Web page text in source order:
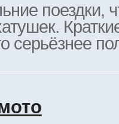
поездки,
серьёзнее